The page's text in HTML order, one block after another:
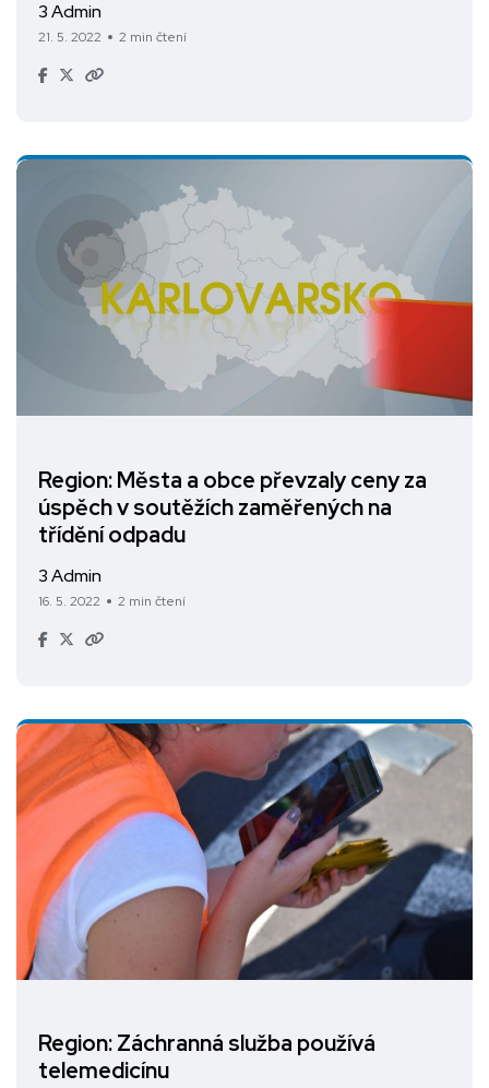
3 Admin
21. 5. 2022 2 min čtení
Region: Města a obce převzaly ceny za
úspěch v soutěžích zaměřených na
třídění odpadu
3 Admin
16. 5. 2022 2 min čtení
Region: Záchranná služba používá
telemedicínu